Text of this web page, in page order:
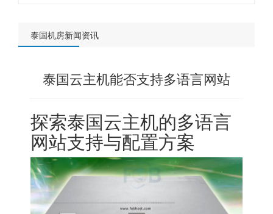
泰国机房新闻资讯
泰国云主机能否支持多语言网站
探索泰国云主机的多语言
网站支持与配置方案